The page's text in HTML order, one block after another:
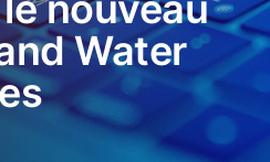
Water